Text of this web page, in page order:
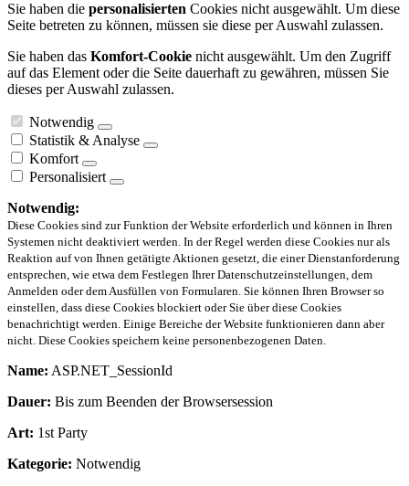
Sie haben die personalisierten Cookies nicht ausgewählt. Um diese
Seite betreten zu können, müssen sie diese per Auswahl zulassen.
Sie haben das Komfort-Cookie nicht ausgewählt. Um den Zugriff
auf das Element oder die Seite dauerhaft zu gewähren, müssen Sie
dieses per Auswahl zulassen.
Notwendig
Statistik & Analyse
Komfort
Personalisiert
Notwendig:
Diese Cookies sind zur Funktion der Website erforderlich und können in Ihren
Systemen nicht deaktiviert werden. In der Regel werden diese Cookies nur als
Reaktion auf von Ihnen getätigte Aktionen gesetzt, die einer Dienstanforderung
entsprechen, wie etwa dem Festlegen Ihrer Datenschutzeinstellungen, dem
Anmelden oder dem Ausfüllen von Formularen. Sie können Ihren Browser so
einstellen, dass diese Cookies blockiert oder Sie über diese Cookies
benachrichtigt werden. Einige Bereiche der Website funktionieren dann aber
nicht. Diese Cookies speichern keine personenbezogenen Daten.
Name: ASP.NET_SessionId
Dauer: Bis zum Beenden der Browsersession
Art: 1st Party
Kategorie: Notwendig